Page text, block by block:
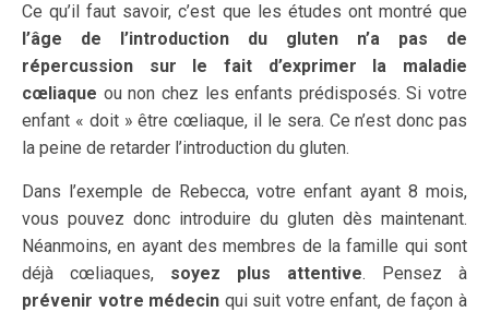
Ce qu’il faut savoir, c’est que les études ont montré que
l’âge de
l’introduction du gluten
n’a pas de
répercussion sur le fait d’exprimer la maladie
cœliaque ou non chez les enfants prédisposés. Si votre
enfant « doit » être cœliaque, il le sera. Ce n’est donc pas
la peine de retarder l’introduction du gluten.
Dans l’exemple de Rebecca, votre enfant ayant 8 mois,
vous pouvez donc introduire du gluten dès maintenant.
Néanmoins, en ayant des membres de la famille qui sont
déjà cœliaques, soyez plus attentive. Pensez à
prévenir votre médecin qui suit votre enfant, de façon à